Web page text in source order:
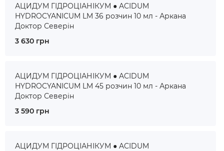
АЦИДУМ ГІДРОЦІАНІКУМ ● ACIDUM
HYDROCYANICUM LM 36 розчин 10 мл - Аркана
Доктор Северін
3 630 грн
АЦИДУМ ГІДРОЦІАНІКУМ ● ACIDUM
HYDROCYANICUM LM 45 розчин 10 мл - Аркана
Доктор Северін
3 590 грн
АЦИДУМ ГІДРОЦІАНІКУМ ● ACIDUM